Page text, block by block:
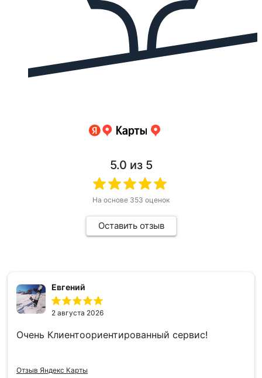
5.0 из 5
На основе 353 оценок
Оставить отзыв
Евгений
2 августа 2026
Очень Клиентоориентированный сервис!
Отзыв Яндекс Карты